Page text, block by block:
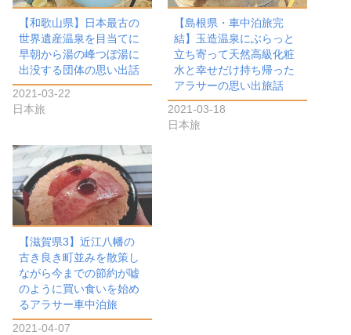
【和歌山県】日本最古の
世界遺産温泉を目当てに
早朝から湯の峰つぼ湯に
出没する団体の思い出話
2021-03-22
日本旅
【島根県・車中泊旅完
結】玉造温泉にぶらっと
立ち寄って天然高級化粧
水と幸せだけ持ち帰った
アラサーの思い出旅話
2021-03-18
日本旅
【滋賀県3】近江八幡の
古き良き町並みを散策し
ながら今までの節約が嘘
のように買い食いを始め
るアラサー車中泊旅
2021-04-07